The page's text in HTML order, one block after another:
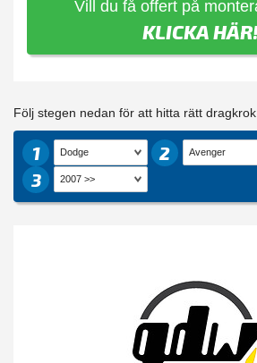
Vill du få offert på
KLICKA
Följ stegen nedan för att hitta rätt
1
2
3